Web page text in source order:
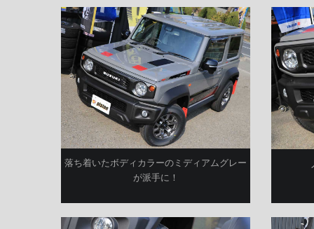
落ち着いたボディカラーのミディアムグレー
が派手に！